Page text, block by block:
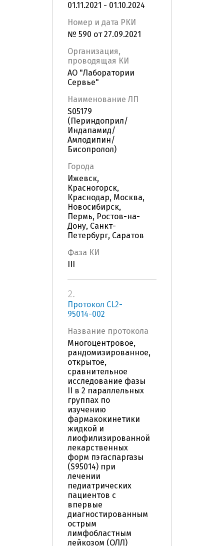
01.11.2021 - 01.10.2024
Номер и дата РКИ
№ 590 от 27.09.2021
Организация,
проводящая КИ
АО "Лаборатории
Сервье"
Наименование ЛП
S05179
(Периндоприл/
Индапамид/
Амлодипин/
Бисопролол)
Города
Ижевск,
Красногорск,
Краснодар, Москва,
Новосибирск,
Пермь, Ростов-на-
Дону, Санкт-
Петербург, Саратов
Фаза КИ
2.
Протокол CL2-
95014-002
Название протокола
Многоцентровое,
рандомизированное,
открытое,
сравнительное
исследование фазы
II в 2 параллельных
группах по
изучению
фармакокинетики
жидкой и
лиофилизированной
лекарственных
форм пэгаспаргазы
(S95014) при
лечении
педиатрических
пациентов с
впервые
диагностированным
острым
лимфобластным
лейкозом (ОЛЛ)